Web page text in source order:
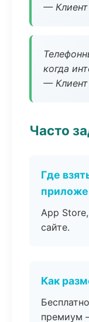
—
когда
—
Часто
Где
App
сайте.
Как
премиум